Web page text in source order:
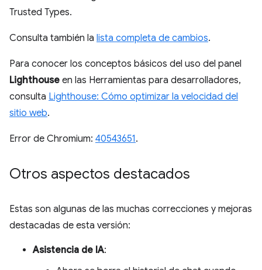
Trusted Types.
Consulta también la lista completa de cambios.
Para conocer los conceptos básicos del uso del panel
Lighthouse en las Herramientas para desarrolladores,
consulta Lighthouse: Cómo optimizar la velocidad del
sitio web.
Error de Chromium: 40543651.
Otros aspectos destacados
Estas son algunas de las muchas correcciones y mejoras
destacadas de esta versión:
Asistencia de IA: